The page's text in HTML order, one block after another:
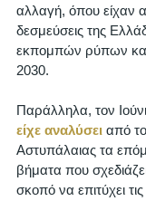
αλλαγή, όπου είχαν
δεσμεύσεις της
εκπομπών ρύπων
2030.
Παράλληλα, τον
είχε αναλύσει από
Αστυπάλαιας τα
βήματα που
σκοπό να επιτύχει